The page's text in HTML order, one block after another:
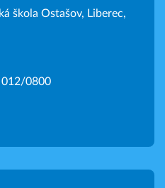
škola Ostašov, Liberec,
012/0800